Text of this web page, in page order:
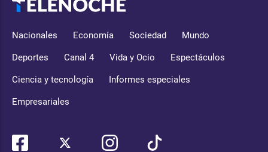
Nacionales Economía Sociedad Mundo
Deportes Canal 4 Vida y Ocio Espectáculos
Ciencia y tecnología Informes especiales
Empresariales